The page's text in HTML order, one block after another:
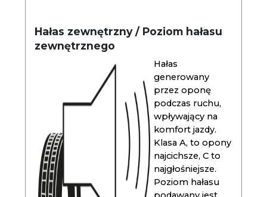
Hałas zewnętrzny / Poziom hałasu
zewnętrznego
Hałas
generowany
przez oponę
podczas ruchu,
wpływający na
komfort jazdy.
Klasa A, to opony
najcichsze, C to
najgłośniejsze.
Poziom hałasu